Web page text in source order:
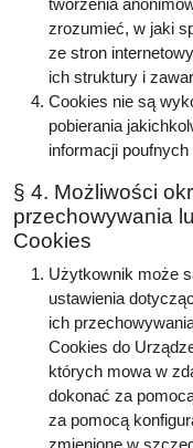
tworzenia
zrozumieć, w jaki
ze stron
ich struktury i
Cookies nie są
pobierania
informacji
§ 4. Możliwości
przechowywania
Cookies
Użytkownik może
ustawienia
ich
Cookies do
których mowa w
dokonać za
za pomocą
zmienione w